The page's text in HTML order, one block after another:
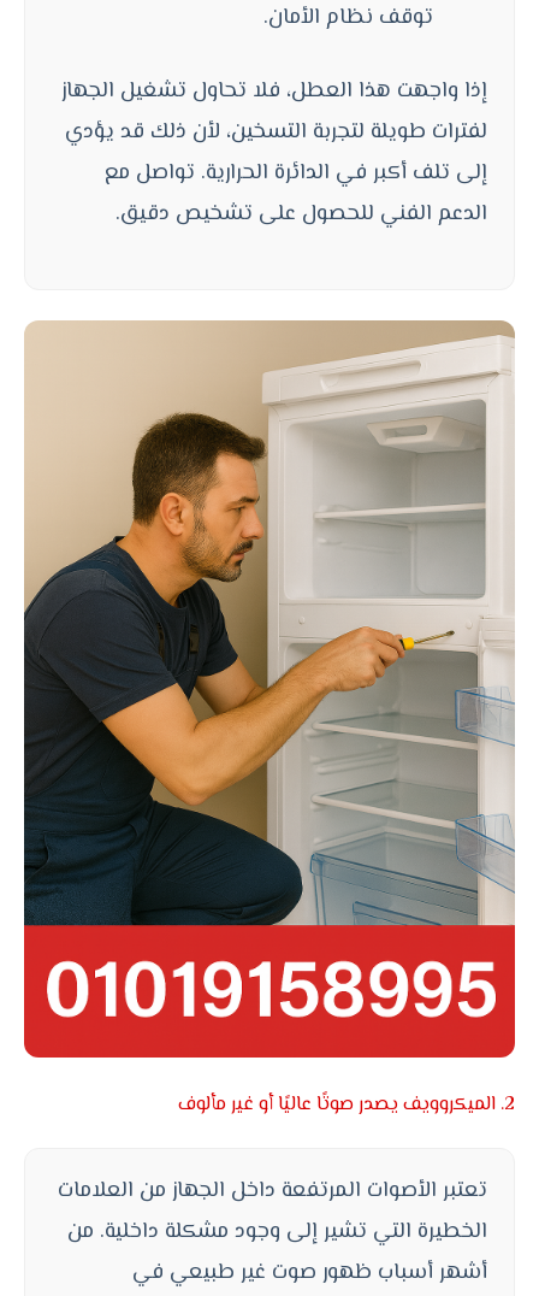
توقف نظام الأمان.
إذا واجهت هذا العطل، فلا تحاول تشغيل الجهاز
لفترات طويلة لتجربة التسخين، لأن ذلك قد يؤدي
إلى تلف أكبر في الدائرة الحرارية. تواصل مع
الدعم الفني للحصول على تشخيص دقيق.
2. الميكروويف يصدر صوتًا عاليًا أو غير مألوف
تعتبر الأصوات المرتفعة داخل الجهاز من العلامات
الخطيرة التي تشير إلى وجود مشكلة داخلية. من
أشهر أسباب ظهور صوت غير طبيعي في